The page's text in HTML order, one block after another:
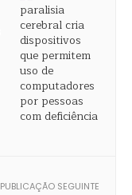
PUBLICAÇÃO SEGUINTE